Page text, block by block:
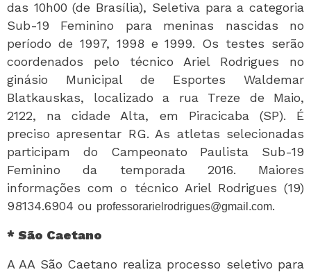
das 10h00 (de Brasília), Seletiva para a categoria
Sub-19 Feminino para meninas nascidas no
período de 1997, 1998 e 1999. Os testes serão
coordenados pelo técnico Ariel Rodrigues no
ginásio Municipal de Esportes Waldemar
Blatkauskas, localizado a rua Treze de Maio,
2122, na cidade Alta, em Piracicaba (SP). É
preciso apresentar RG. As atletas selecionadas
participam do Campeonato Paulista Sub-19
Feminino da temporada 2016. Maiores
informações com o técnico Ariel Rodrigues (19)
98134.6904 ou professorarielrodrigues@gmail.com.
* São Caetano
A AA São Caetano realiza processo seletivo para